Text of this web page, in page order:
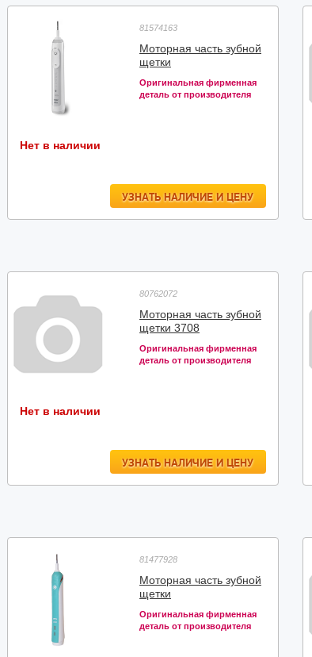
81574163
Моторная часть зубной
щетки
Оригинальная фирменная
деталь от производителя
УЗНАТЬ НАЛИЧИЕ И ЦЕНУ
Нет в наличии
80762072
Моторная часть зубной
щетки 3708
Оригинальная фирменная
деталь от производителя
УЗНАТЬ НАЛИЧИЕ И ЦЕНУ
Нет в наличии
81477928
Моторная часть зубной
щетки
Оригинальная фирменная
деталь от производителя